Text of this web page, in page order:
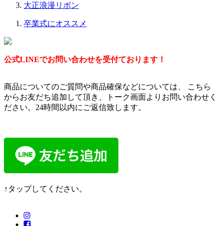
大正浪漫リボン
卒業式にオススメ
公式LINEでお問い合わせを受付ております！
商品についてのご質問や商品確保などについては、 こちら
からお友だち追加して頂き、トーク画面よりお問い合わせく
ださい。24時間以内にご返信致します。
↑タップしてください。